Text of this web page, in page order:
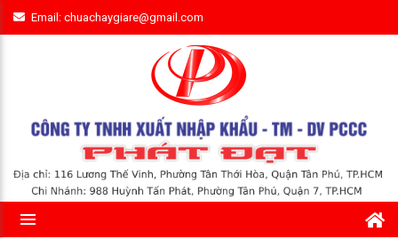
Email: chuachaygiare@gmail.com